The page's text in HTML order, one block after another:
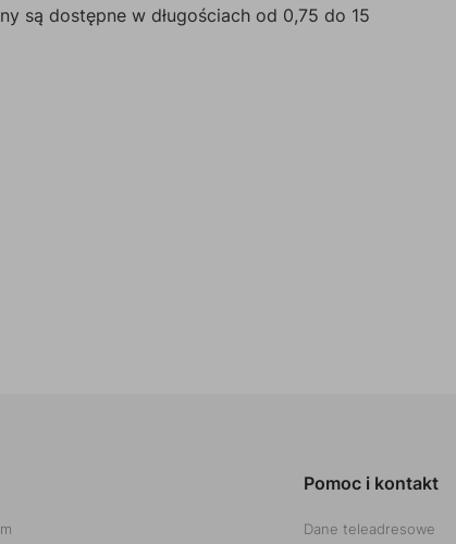
są dostępne w długościach od 0,75 do 15
Pomoc i kontakt
Dane teleadresowe